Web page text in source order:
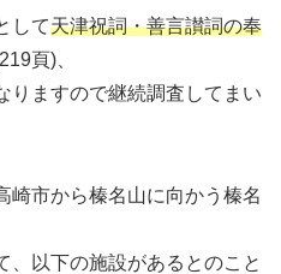
して天津祝詞・善言讃詞の奉
頁)、
りますので継続調査してまい
崎市から榛名山に向かう榛名
、以下の施設があるとのこと